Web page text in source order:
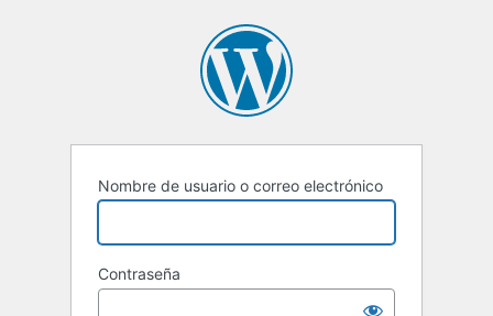
Nombre de usuario o correo electrónico
Contraseña